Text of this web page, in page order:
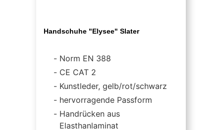
Handschuhe "Elysee" Slater
Norm EN 388
CE CAT 2
Kunstleder, gelb/rot/schwarz
hervorragende Passform
Handrücken aus
Elasthanlaminat